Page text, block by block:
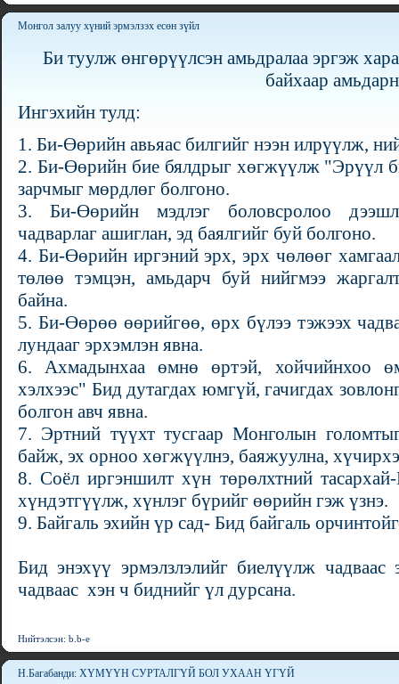
Монгол залуу хүний эрмэлзэх есөн зүйл
Би туулж өнгөрүүлсэн амьдралаа эргэж
байхаар
Ингэхийн тулд:
1. Би-Өөрийн авьяас билгийг нээн илрүүлж,
2. Би-Өөрийн бие бялдрыг хөгжүүлж "Эрүүл
зарчмыг мөрдлөг болгоно.
3. Би-Өөрийн мэдлэг боловсролоо
чадварлаг ашиглан, эд баялгийг буй болгоно.
4. Би-Өөрийн иргэний эрх, эрх чөлөөг
төлөө тэмцэн, амьдарч буй нийгмээ
байна.
5. Би-Өөрөө өөрийгөө, өрх бүлээ тэжээх
лундааг эрхэмлэн явна.
6. Ахмадынхаа өмнө өртэй, хойчийнхоо
хэлхээс" Бид дутагдах юмгүй, гачигдах
болгон авч явна.
7. Эртний түүхт тусгаар Монголын
байж, эх орноо хөгжүүлнэ, баяжуулна,
8. Соёл иргэншилт хүн төрөлхтний
хүндэтгүүлж, хүнлэг бүрийг өөрийн гэж үзнэ.
9. Байгаль эхийн үр сад- Бид байгаль
Бид энэхүү эрмэлзлэлийг биелүүлж
чадваас хэн ч биднийг үл дурсана.
Нийтэлсэн: b.b-e
Н.Багабанди: ХҮМҮҮН СУРТАЛГҮЙ БОЛ УХААН ҮГҮЙ